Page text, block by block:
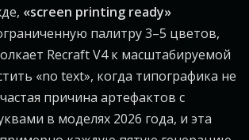
«screen printing ready»
палитру 3–5 цветов,
Recraft V4 к масштабируемой
«no text», когда типографика не
причина артефактов с
в моделях 2026 года, и эта